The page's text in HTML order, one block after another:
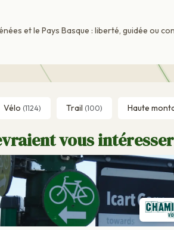
et le Pays Basque : liberté, guidée ou
Vélo (1124) Trail (100) Haute
vous